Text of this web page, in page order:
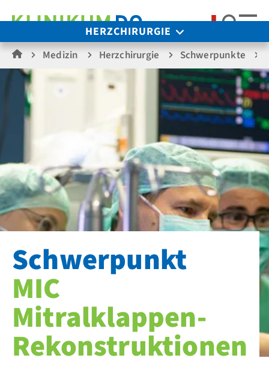
HERZCHIRURGIE
Medizin Herzchirurgie Schwerpunkte
Schwerpunkt
MIC
Mitralklappen-
Rekonstruktionen